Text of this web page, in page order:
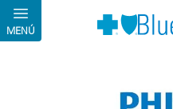
Pasar al contenido principal
MENÚ